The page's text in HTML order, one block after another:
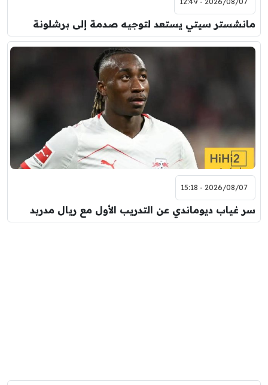
مانشستر سيتي يستعد لتوجيه صدمة إلى برشلونة
2026/08/07 - 15:18
سر غياب ديوماندي عن التدريب الأول مع ريال مدريد